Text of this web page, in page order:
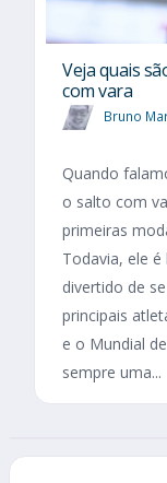
Veja quais
com vara
Bruno
Quando
o salto com
primeiras
Todavia, ele
divertido de
principais
e o Mundial
sempre uma...